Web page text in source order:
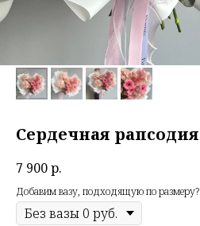
Сердечная рапсодия
7 900р.
Добавим вазу, подходящую по размеру?